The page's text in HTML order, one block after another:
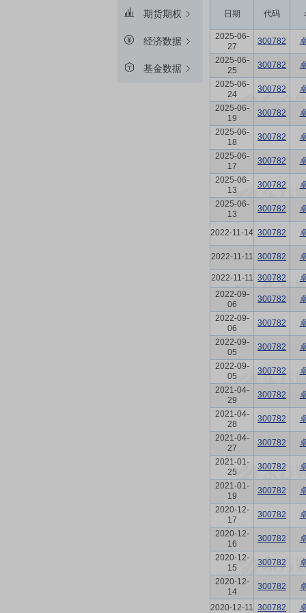
期货期权
经济数据
基金数据
日期 代码
2025-06-
27
300782
2025-06-
25
300782
2025-06-
24
300782
2025-06-
19
300782
2025-06-
18
300782
2025-06-
17
300782
2025-06-
13
300782
2025-06-
13
300782
2022-11-14 300782
2022-11-11 300782
2022-11-11 300782
2022-09-
06
300782
2022-09-
06
300782
2022-09-
05
300782
2022-09-
05
300782
2021-04-
29
300782
2021-04-
28
300782
2021-04-
27
300782
2021-01-
25
300782
2021-01-
19
300782
2020-12-
17
300782
2020-12-
16
300782
2020-12-
15
300782
2020-12-
14
300782
2020-12-11 300782